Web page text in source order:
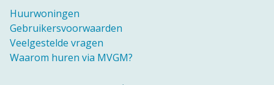
Huurwoningen
Gebruikersvoorwaarden
Veelgestelde vragen
Waarom huren via MVGM?